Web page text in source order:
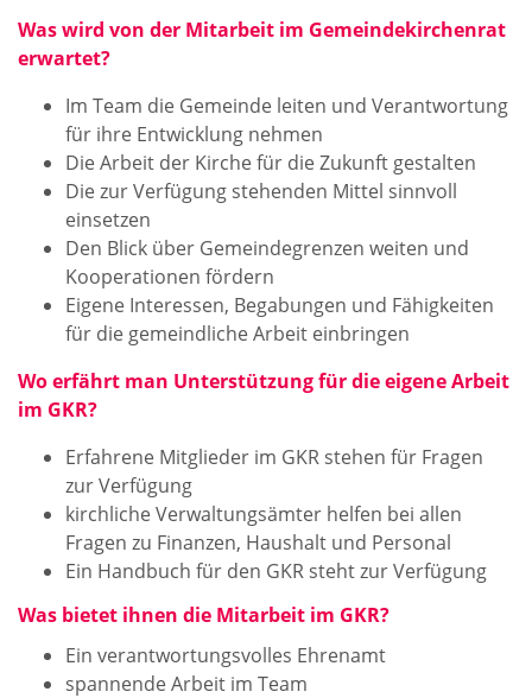
Was wird von der Mitarbeit im Gemeindekirchenrat
erwartet?
Im Team die Gemeinde leiten und Verantwortung
für ihre Entwicklung nehmen
Die Arbeit der Kirche für die Zukunft gestalten
Die zur Verfügung stehenden Mittel sinnvoll
einsetzen
Den Blick über Gemeindegrenzen weiten und
Kooperationen fördern
Eigene Interessen, Begabungen und Fähigkeiten
für die gemeindliche Arbeit einbringen
Wo erfährt man Unterstützung für die eigene Arbeit
im GKR?
Erfahrene Mitglieder im GKR stehen für Fragen
zur Verfügung
kirchliche Verwaltungsämter helfen bei allen
Fragen zu Finanzen, Haushalt und Personal
Ein Handbuch für den GKR steht zur Verfügung
Was bietet ihnen die Mitarbeit im GKR?
Ein verantwortungsvolles Ehrenamt
spannende Arbeit im Team